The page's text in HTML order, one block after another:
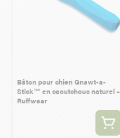
Bâton pour chien Gnawt-a-
Stick™ en caoutchouc naturel –
Ruffwear